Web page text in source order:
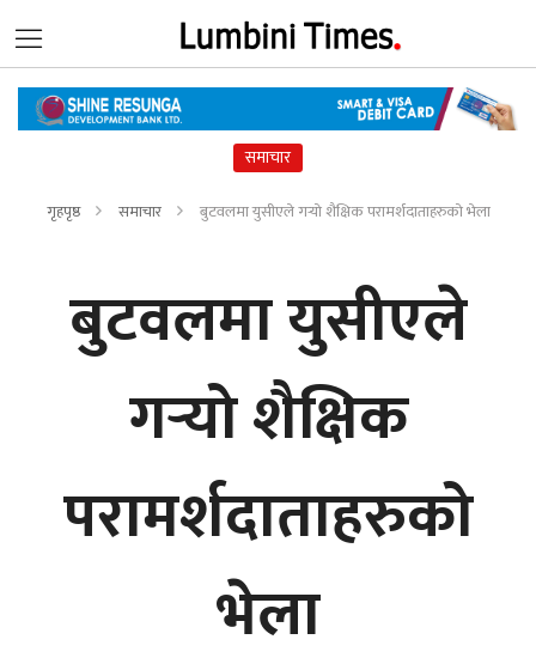
समाचार
गृहपृष्ठ समाचार बुटवलमा युसीएले गर्‍यो शैक्षिक परामर्शदाताहरुको भेला
बुटवलमा युसीएले
गर्‍यो शैक्षिक
परामर्शदाताहरुको
भेला